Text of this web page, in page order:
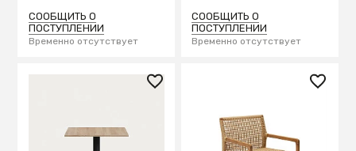
СООБЩИТЬ О
ПОСТУПЛЕНИИ
Временно отсутствует
основании 60 x 60 x 96
см
СООБЩИТЬ О
ПОСТУПЛЕНИИ
Временно отсутствует